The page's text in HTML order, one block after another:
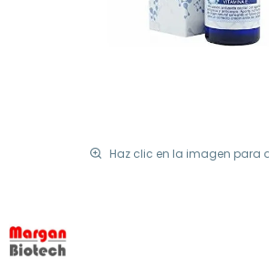
Haz clic en la imagen para